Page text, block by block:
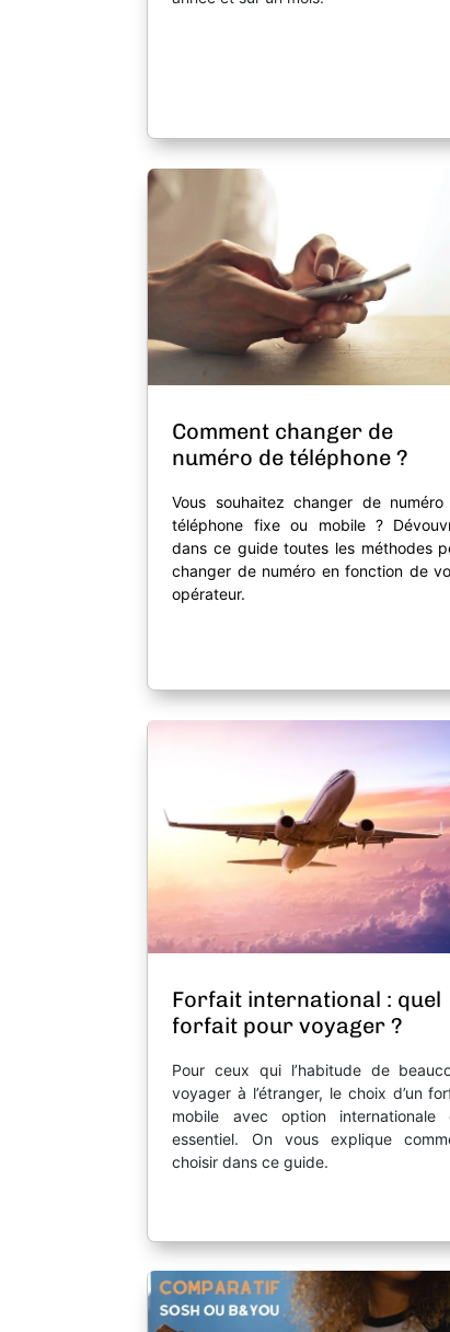
Comment changer de
numéro de téléphone ?
Vous souhaitez changer de numéro
téléphone fixe ou mobile ?
dans ce guide toutes les méthodes
changer de numéro en fonction de
opérateur.
Forfait international : quel
forfait pour voyager ?
Pour ceux qui l’habitude de
voyager à l’étranger, le choix d’un
mobile avec option internationale
essentiel. On vous explique
choisir dans ce guide.